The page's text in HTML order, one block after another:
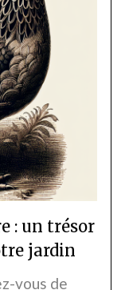
: un trésor
jardin
vous de